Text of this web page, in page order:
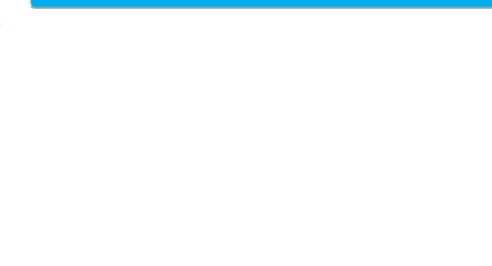
eSIM для США